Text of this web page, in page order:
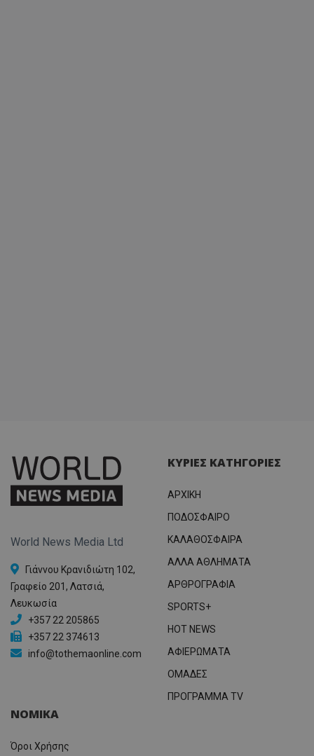
World News Media Ltd
Γιάννου Κρανιδιώτη 102,
Γραφείο 201, Λατσιά,
Λευκωσία
+357 22 205865
+357 22 374613
info@tothemaonline.com
ΚΥΡΙΕΣ ΚΑΤΗΓΟΡΙΕΣ
ΑΡΧΙΚΗ
ΠΟΔΟΣΦΑΙΡΟ
ΚΑΛΑΘΟΣΦΑΙΡΑ
ΑΛΛΑ ΑΘΛΗΜΑΤΑ
ΑΡΘΡΟΓΡΑΦΙΑ
SPORTS+
HOT NEWS
ΑΦΙΕΡΩΜΑΤΑ
ΟΜΑΔΕΣ
ΠΡΟΓΡΑΜΜΑ TV
ΝΟΜΙΚΑ
Όροι Χρήσης